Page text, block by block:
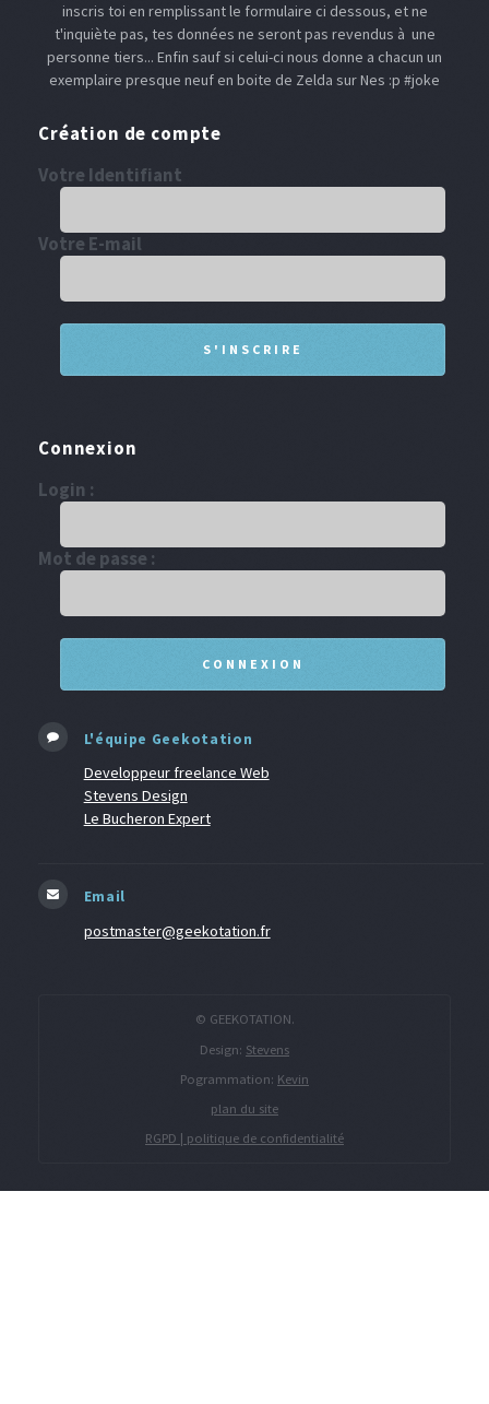
inscris toi en remplissant le formulaire ci dessous, et ne
t'inquiète pas, tes données ne seront pas revendus à une
personne tiers... Enfin sauf si celui-ci nous donne a chacun un
exemplaire presque neuf en boite de Zelda sur Nes :p #joke
Création de compte
Votre Identifiant
Votre E-mail
Connexion
Login :
Mot de passe :
L'équipe Geekotation
Developpeur freelance Web
Stevens Design
Le Bucheron Expert
Email
postmaster@geekotation.fr
© GEEKOTATION.
Design: Stevens
Pogrammation: Kevin
plan du site
RGPD | politique de confidentialité